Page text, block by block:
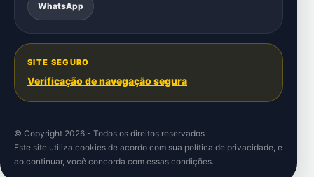
WhatsApp
SITE SEGURO
Verificação de navegação segura
© Copyright 2026 - Todos os direitos reservados
Este site utiliza cookies de acordo com sua política de privacidade, e
ao continuar, você concorda com essas condições.